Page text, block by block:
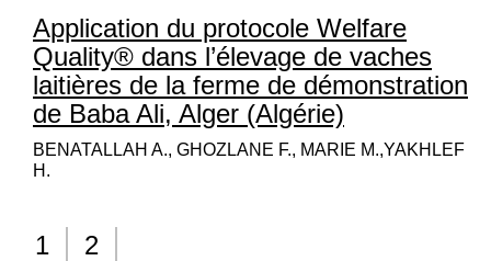
Application du protocole Welfare
Quality® dans l’élevage de vaches
laitières de la ferme de démonstration
de Baba Ali, Alger (Algérie)
BENATALLAH A., GHOZLANE F., MARIE M.,YAKHLEF
H.
1 2